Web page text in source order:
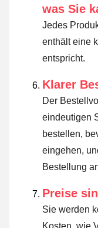
was Sie
Jedes
enthält eine
entspricht.
Klarer
Der
eindeutigen
bestellen,
eingehen,
Bestellung
Preise
Sie werden